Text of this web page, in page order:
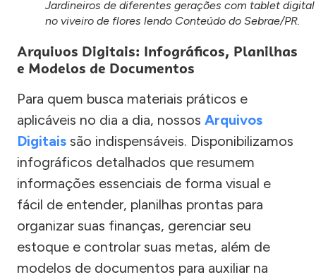
Jardineiros de diferentes gerações com tablet digital
no viveiro de flores lendo Conteúdo do Sebrae/PR.
Arquivos Digitais: Infográficos, Planilhas
e Modelos de Documentos
Para quem busca materiais práticos e
aplicáveis no dia a dia, nossos Arquivos
Digitais são indispensáveis. Disponibilizamos
infográficos detalhados que resumem
informações essenciais de forma visual e
fácil de entender, planilhas prontas para
organizar suas finanças, gerenciar seu
estoque e controlar suas metas, além de
modelos de documentos para auxiliar na